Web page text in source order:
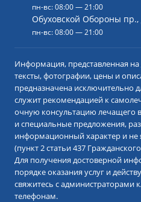
пн-вс: 08:00 — 21:00
Обуховской Обороны пр.,
пн-вс: 08:00 — 21:00
Информация, представленная
тексты, фотографии, цены и
предназначена исключительно
служит рекомендацией к
очную консультацию лечащего
и специальные предложения,
информационный характер и не
(пункт 2 статьи 437
Для получения достоверной
порядке оказания услуг и
свяжитесь с администраторами
телефонам.